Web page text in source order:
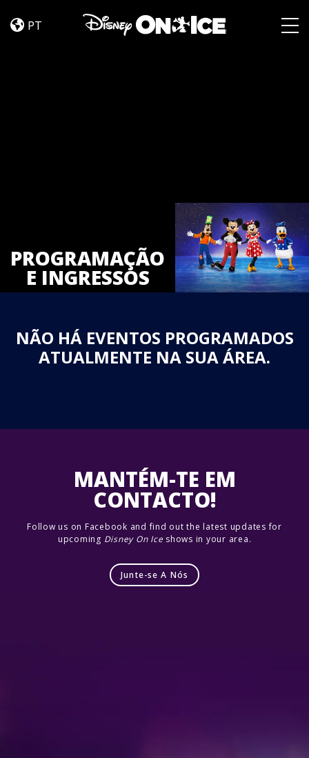
PT
PROGRAMAÇÃO
E INGRESSOS
NÃO HÁ EVENTOS PROGRAMADOS
ATUALMENTE NA SUA ÁREA.
MANTÉM-TE EM
CONTACTO!
Follow us on Facebook and find out the latest updates for
upcoming Disney On Iceshows in your area.
Junte-se A Nós